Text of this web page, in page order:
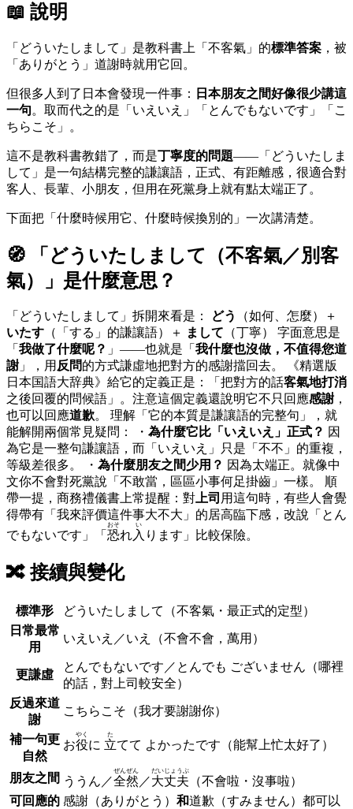
📖 說明
「どういたしまして」是教科書上「不客氣」的標準答案 ，被
「ありがとう」道謝時就用它回。
但很多人到了日本會發現一件事：
日本朋友之間好像很少講這
一句。取而代之的是「いえいえ」「とんでもないです」「こ
ちらこそ」。
這不是教科書教錯了，而是丁寧度的問題——「どういたしま
して」是一句結構完整的謙讓語，正式、有距離感，很適合對
客人、長輩、小朋友，但用在死黨身上就有點太端正了。
下面把「什麼時候用它、什麼時候換別的」一次講清楚。
🧭 「 どういたしまして（不客氣／別客
氣）
」是什麼意思？
「どういたしまして」拆開來看是： どう
（如何、怎麼）＋
いたす （「する」的謙讓語）＋ まして （丁寧） 字面意思是
「 我做了什麼呢？ 」——也就是「 我什麼也沒做，不值得您道
謝」，用 反問的方式謙虛地把對方的感謝擋回去。 《精選版
日本国語大辞典》給它的定義正是：「把對方的話客氣地打消
之後回覆的問候語」。注意這個定義還說明它不只回應感謝，
也可以回應道歉。 理解「它的本質是謙讓語的完整句」，就
能解開兩個常見疑問： ・ 為什麼它比「いえいえ」正式？ 因
為它是一整句謙讓語，而「いえいえ」只是「不不」的重複，
等級差很多。 ・ 為什麼朋友之間少用？ 因為太端正。就像中
文你不會對死黨說「不敢當，區區小事何足掛齒」一樣。 順
帶一提，商務禮儀書上常提醒：對上司 用這句時，有些人會覺
得帶有「我來評價這件事大不大」的居高臨下感，改說「とん
でもないです」「 恐
おそ
れ入
い
ります」比較保險。
🔀接續與變化
標準形 どういたしまして
（不客氣・最正式的定型）
日常最常
用
いえいえ／いえ （不會不會，萬用）
更謙虛
とんでもないです／とんでも ございません （哪裡
的話，對上司較安全）
反過來道
謝
こちらこそ （我才要謝謝你）
補一句更
自然
お役
やく
に 立
た
てて よかったです （能幫上忙太好了）
朋友之間 ううん／全然
ぜんぜん
／大丈夫
だいじょうぶ
（不會啦・沒事啦）
可回應的 感謝（ありがとう） 和道歉（すみません）都可以